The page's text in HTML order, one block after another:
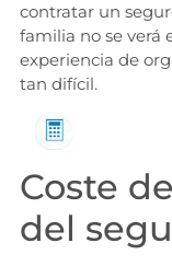
contratar un
familia no se verá
experiencia de
tan difícil.
Coste
del